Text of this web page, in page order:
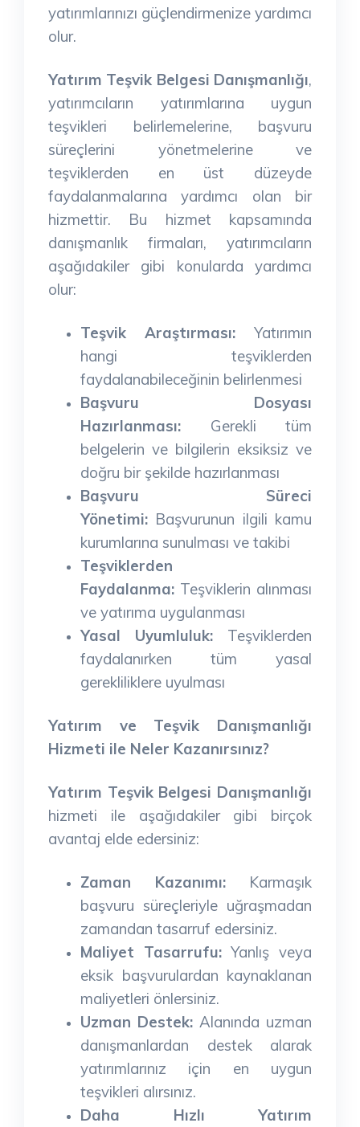
yatırımlarınızı güçlendirmenize yardımcı
olur.
Yatırım Teşvik Belgesi Danışmanlığı,
yatırımcıların yatırımlarına uygun
teşvikleri belirlemelerine, başvuru
süreçlerini yönetmelerine ve
teşviklerden en üst düzeyde
faydalanmalarına yardımcı olan bir
hizmettir. Bu hizmet kapsamında
danışmanlık firmaları, yatırımcıların
aşağıdakiler gibi konularda yardımcı
olur:
Teşvik Araştırması: Yatırımın
hangi teşviklerden
faydalanabileceğinin belirlenmesi
Başvuru Dosyası
Hazırlanması: Gerekli tüm
belgelerin ve bilgilerin eksiksiz ve
doğru bir şekilde hazırlanması
Başvuru Süreci
Yönetimi: Başvurunun ilgili kamu
kurumlarına sunulması ve takibi
Teşviklerden
Faydalanma: Teşviklerin alınması
ve yatırıma uygulanması
Yasal Uyumluluk: Teşviklerden
faydalanırken tüm yasal
gerekliliklere uyulması
Yatırım ve Teşvik Danışmanlığı
Hizmeti ile Neler Kazanırsınız?
Yatırım Teşvik Belgesi Danışmanlığı
hizmeti ile aşağıdakiler gibi birçok
avantaj elde edersiniz:
Zaman Kazanımı:Karmaşık
başvuru süreçleriyle uğraşmadan
zamandan tasarruf edersiniz.
Maliyet Tasarrufu:Yanlış veya
eksik başvurulardan kaynaklanan
maliyetleri önlersiniz.
Uzman Destek: Alanında uzman
danışmanlardan destek alarak
yatırımlarınız için en uygun
teşvikleri alırsınız.
Daha Hızlı Yatırım